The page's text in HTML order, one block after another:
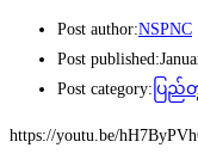
Post author:NSPNC
Post published:
Post category: ပြည်
https://youtu.be/